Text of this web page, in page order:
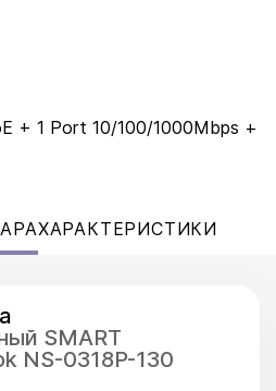
+ 1 Port 10/100/1000Mbps +
ХАРАКТЕРИСТИКИ
SMART
NS-0318P-130